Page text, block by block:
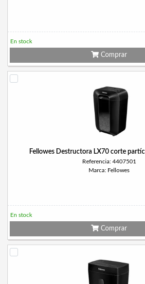
En stock
Comprar
Fellowes Destructora LX70 corte
Referencia: 4407501
Marca: Fellowes
En stock
Comprar